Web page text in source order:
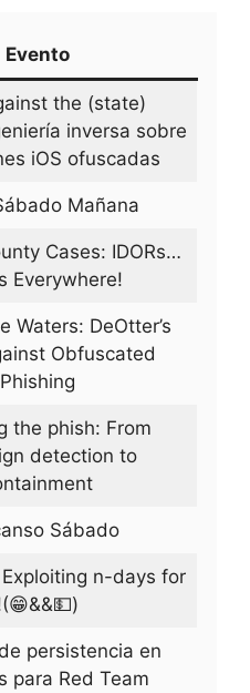
Evento
the (state)
inversa sobre
iOS ofuscadas
Mañana
Cases: IDORs…
Everywhere!
Waters: DeOtter’s
Obfuscated
Phishing
the phish: From
detection to
Sábado
Exploiting n-days for
persistencia en
para Red Team